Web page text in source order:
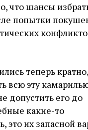
что шансы
попытки
теперь кратно,
всю эту
допустить его до
какие-то
это их запасной